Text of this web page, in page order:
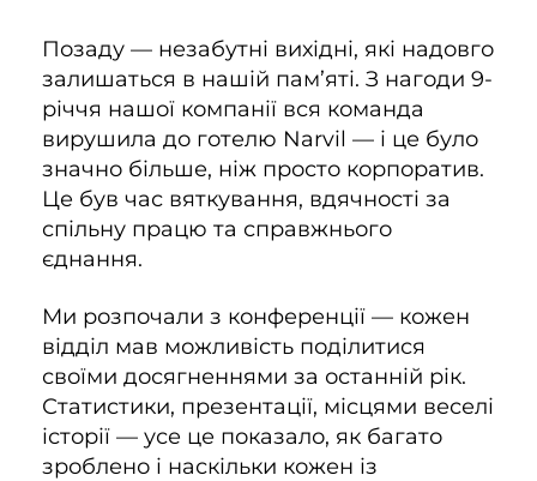
Позаду — незабутні вихідні, які надовго
залишаться в нашій пам’яті. З нагоди 9-
річчя нашої компанії вся команда
вирушила до готелю Narvil — і це було
значно більше, ніж просто корпоратив.
Це був час вяткування, вдячності за
спільну працю та справжнього
єднання.
Ми розпочали з конференції — кожен
відділ мав можливість поділитися
своїми досягненнями за останній рік.
Статистики, презентації, місцями веселі
історії — усе це показало, як багато
зроблено і наскільки кожен із